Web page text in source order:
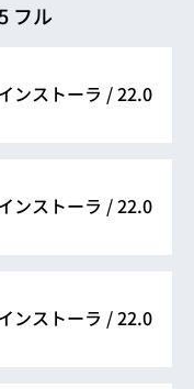
フル
ンストーラ / 22.0
ンストーラ / 22.0
ンストーラ / 22.0